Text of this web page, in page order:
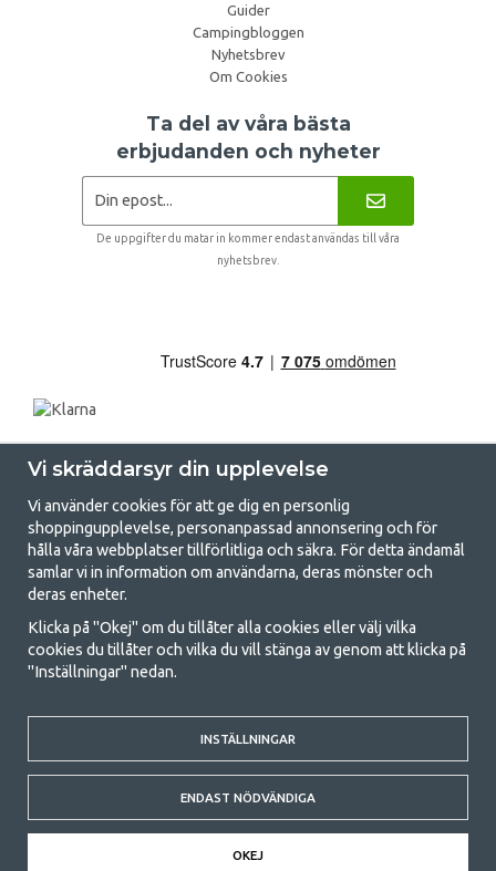
Guider
Campingbloggen
Nyhetsbrev
Om Cookies
Ta del av våra bästa
erbjudanden och nyheter
De uppgifter du matar in kommer endast användas till våra
nyhetsbrev.
GetCamping.se - Din butik för camping
och uteliv
Att campa kan antingen vara en livsstil eller ett sätt att samla familjen
för ett gemensamt äventyr. Oavsett vilken kategori du tillhör hittar du
med att campa så därför erbjuder vi riktigt bra priser på familjetält,
husvagnstält och all annan utrustning för camping och friluftsliv. Vårt
mål är att i varje priskategori erbjuda den bästa campingutrustningen
gällande kvalitet och funktionalitet. Ta gärna kontakt med oss om det
är något du saknar eller vill veta mer om.
© 2020 GetCamping. All rights reserved.
Vi skräddarsyr din upplevelse
Vi använder cookies för att ge dig en personlig
shoppingupplevelse, personanpassad annonsering och för
hålla våra webbplatser tillförlitliga och säkra. För detta ändamål
samlar vi in information om användarna, deras mönster och
deras enheter.
Klicka på "Okej" om du tillåter alla cookies eller välj vilka
cookies du tillåter och vilka du vill stänga av genom att klicka på
"Inställningar" nedan.
INSTÄLLNINGAR
ENDAST NÖDVÄNDIGA
OKEJ